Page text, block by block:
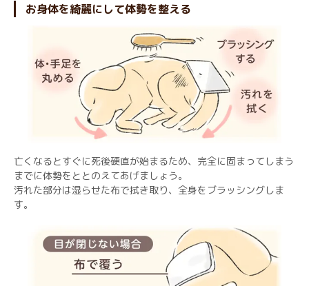
お身体を綺麗にして体勢を整える
亡くなるとすぐに死後硬直が始まるため、完全に固まってしまう
までに体勢をととのえてあげましょう。
汚れた部分は湿らせた布で拭き取り、全身をブラッシングしま
す。